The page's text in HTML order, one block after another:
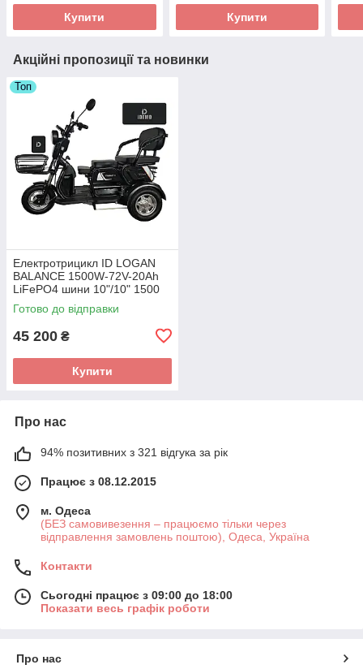
Купити Купити
Акційні пропозиції та новинки
Топ
Електротрицикл ID LOGAN
BALANCE 1500W-72V-20Ah
LiFePO4 шини 10"/10" 1500
Вт
Готово до відправки
45 200 ₴
Купити
Про нас
94% позитивних з 321 відгука за рік
Працює з 08.12.2015
м. Одеса
(БЕЗ самовивезення – працюємо тільки через
відправлення замовлень поштою), Одеса, Україна
Контакти
Сьогодні працює з 09:00 до 18:00
Показати весь графік роботи
Про нас